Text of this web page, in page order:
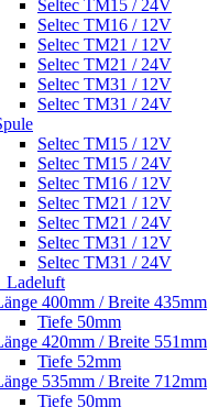
Seltec TM15 / 24V
Seltec TM16 / 12V
Seltec TM21 / 12V
Seltec TM21 / 24V
Seltec TM31 / 12V
Seltec TM31 / 24V
Seltec TM15 / 12V
Seltec TM15 / 24V
Seltec TM16 / 12V
Seltec TM21 / 12V
Seltec TM21 / 24V
Seltec TM31 / 12V
Seltec TM31 / 24V
400mm / Breite 435mm
Tiefe 50mm
420mm / Breite 551mm
Tiefe 52mm
535mm / Breite 712mm
Tiefe 50mm